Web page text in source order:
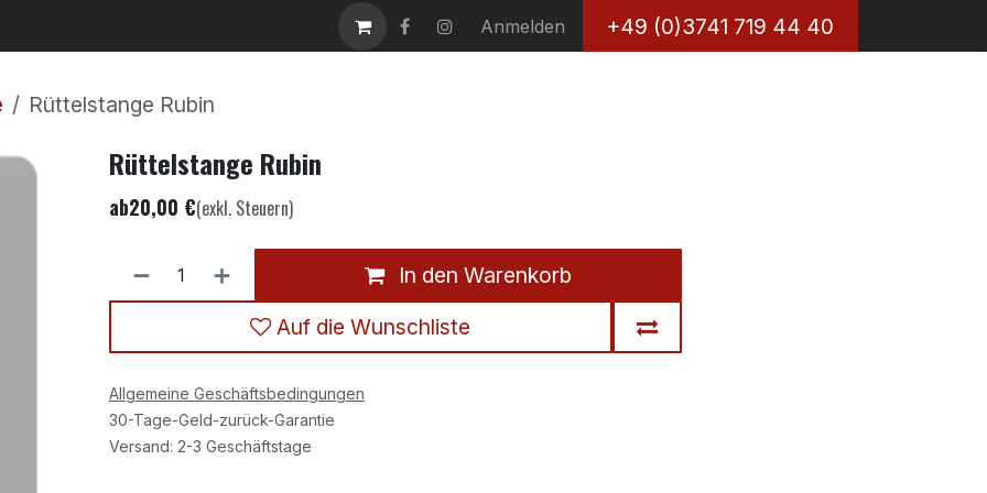
Anmelden +49 (0)3741 719 44 40
Rüttelstange Rubin
Rüttelstange Rubin
ab20,00 €(exkl. Steuern)
In den Warenkorb
Auf die Wunschliste
Allgemeine Geschäftsbedingungen
30-Tage-Geld-zurück-Garantie
Versand: 2-3 Geschäftstage